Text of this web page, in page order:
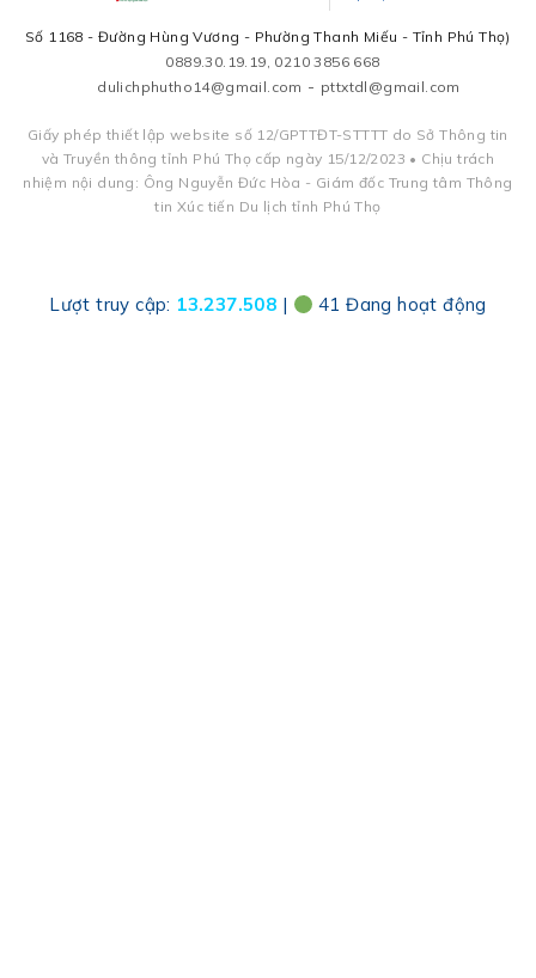
Số 1168 - Đường Hùng Vương - Phường Thanh Miếu - Tỉnh Phú Thọ)
0889.30.19.19, 0210 3856 668
dulichphutho14@gmail.com - pttxtdl@gmail.com
Giấy phép thiết lập website số 12/GPTTĐT-STTTT do Sở Thông tin
và Truyền thông tỉnh Phú Thọ cấp ngày 15/12/2023 • Chịu trách
nhiệm nội dung: Ông Nguyễn Đức Hòa - Giám đốc Trung tâm Thông
tin Xúc tiến Du lịch tỉnh Phú Thọ
Lượt truy cập: 13.237.508 | 41 Đang hoạt động